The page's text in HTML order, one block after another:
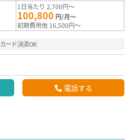
1日当たり 2,700円～
100,800 円/月～
初期費用他 16,500円～
カード決済OK
電話する